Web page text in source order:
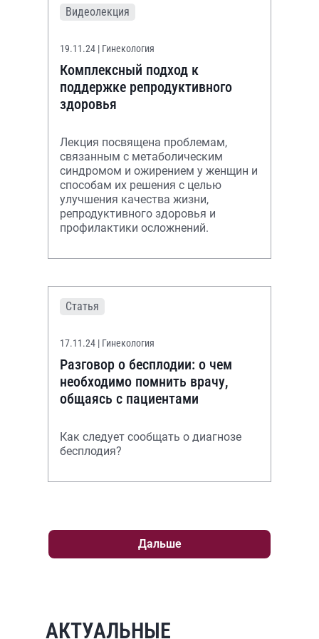
Видеолекция
19.11.24 | Гинекология
Комплексный подход к
поддержке репродуктивного
здоровья
Лекция посвящена проблемам,
связанным с метаболическим
синдромом и ожирением у женщин и
способам их решения с целью
улучшения качества жизни,
репродуктивного здоровья и
профилактики осложнений.
Статья
17.11.24 | Гинекология
Разговор о бесплодии: о чем
необходимо помнить врачу,
общаясь с пациентами
Как следует сообщать о диагнозе
бесплодия?
Дальше
АКТУАЛЬНЫЕ